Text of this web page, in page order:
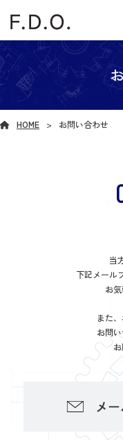
HOME お問い合わせ
当
下記メール
お気
また
お問
お